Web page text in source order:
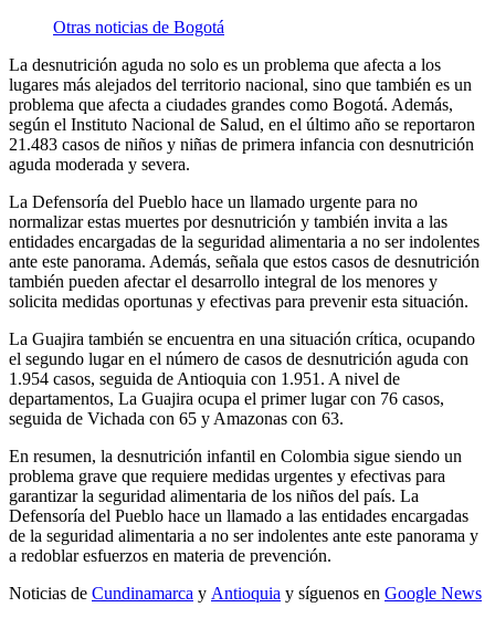
Otras noticias de Bogotá
La desnutrición aguda no solo es un problema que afecta a los
lugares más alejados del territorio nacional, sino que también es un
problema que afecta a ciudades grandes como Bogotá. Además,
según el Instituto Nacional de Salud, en el último año se reportaron
21.483 casos de niños y niñas de primera infancia con desnutrición
aguda moderada y severa.
La Defensoría del Pueblo hace un llamado urgente para no
normalizar estas muertes por desnutrición y también invita a las
entidades encargadas de la seguridad alimentaria a no ser indolentes
ante este panorama. Además, señala que estos casos de desnutrición
también pueden afectar el desarrollo integral de los menores y
solicita medidas oportunas y efectivas para prevenir esta situación.
La Guajira también se encuentra en una situación crítica, ocupando
el segundo lugar en el número de casos de desnutrición aguda con
1.954 casos, seguida de Antioquia con 1.951. A nivel de
departamentos, La Guajira ocupa el primer lugar con 76 casos,
seguida de Vichada con 65 y Amazonas con 63.
En resumen, la desnutrición infantil en Colombia sigue siendo un
problema grave que requiere medidas urgentes y efectivas para
garantizar la seguridad alimentaria de los niños del país. La
Defensoría del Pueblo hace un llamado a las entidades encargadas
de la seguridad alimentaria a no ser indolentes ante este panorama y
a redoblar esfuerzos en materia de prevención.
Noticias de Cundinamarca y Antioquia y síguenos en Google News